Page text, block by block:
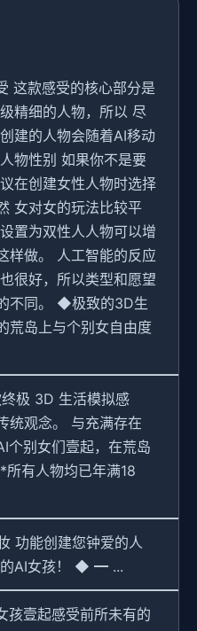
这款感受的核心部分是
精细的人物，所以 尽
建的人物会随着AI移动
物性别 如果你不是要
在创建女性人物时选择
女对女的玩法比较平
置为双性人人物可以增
样做。 人工智能的反应
很好，所以类型和愿望
不同。 ◆极致的3D生
荒岛上与个别女自由度
极 3D 生活模拟感
统观念。 与充满存在
个别女们壹起，在荒岛
所有人物均已年满18
功能创建您钟爱的人
的AI女孩！ ◆ ━ ...
壹起感受前所未有的